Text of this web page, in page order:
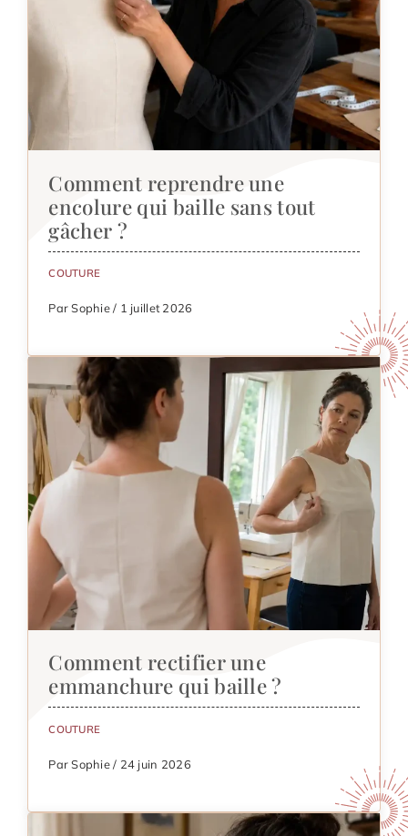
Comment reprendre une
encolure qui baille sans tout
gâcher ?
COUTURE
Par Sophie / 1 juillet 2026
Comment rectifier une
emmanchure qui baille ?
COUTURE
Par Sophie / 24 juin 2026